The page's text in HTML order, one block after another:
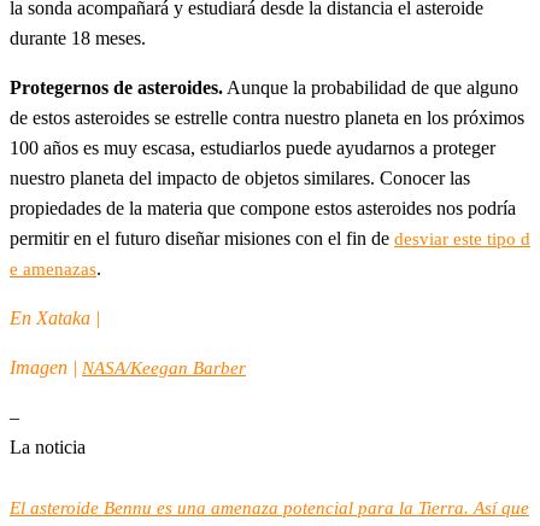
la sonda acompañará y estudiará desde la distancia el asteroide
durante 18 meses.
Protegernos de asteroides. Aunque la probabilidad de que alguno
de estos asteroides se estrelle contra nuestro planeta en los próximos
100 años es muy escasa, estudiarlos puede ayudarnos a proteger
nuestro planeta del impacto de objetos similares. Conocer las
propiedades de la materia que compone estos asteroides nos podría
permitir en el futuro diseñar misiones con el fin de desviar este tipo d
e amenazas.
En Xataka |
Imagen | NASA/Keegan Barber
–
La noticia
El asteroide Bennu es una amenaza potencial para la Tierra. Así que